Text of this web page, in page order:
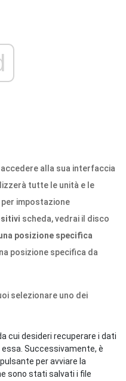
alla sua interfaccia
tutte le unità e le
per impostazione
scheda, vedrai il disco
posizione specifica
posizione specifica da
selezionare uno dei
cui desideri recuperare i dati
Successivamente, è
pulsante per avviare la
sono stati salvati i file